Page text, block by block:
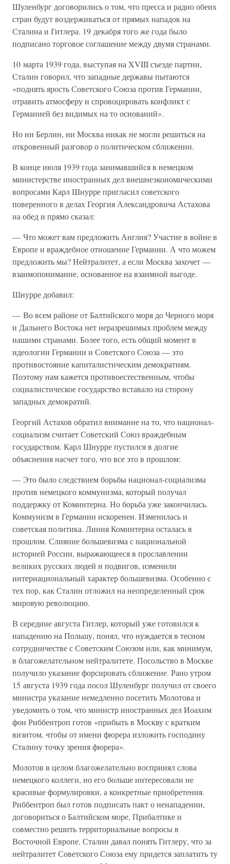
Шуленбург договорились о том, что пресса и радио обеих
стран будут воздерживаться от прямых нападок на
Сталина и Гитлера. 19 декабря того же года было
подписано торговое соглашение между двумя странами.
10 марта 1939 года, выступая на XVIII съезде партии,
Сталин говорил, что западные державы пытаются
«поднять ярость Советского Союза против Германии,
отравить атмосферу и спровоцировать конфликт с
Германией без видимых на то оснований».
Но ни Берлин, ни Москва никак не могли решиться на
откровенный разговор о политическом сближении.
В конце июля 1939 года занимавшийся в немецком
министерстве иностранных дел внешнеэкономическими
вопросами Карл Шнурре пригласил советского
поверенного в делах Георгия Александровича Астахова
на обед и прямо сказал:
— Что может вам предложить Англия? Участие в войне в
Европе и враждебное отношение Германии. А что можем
предложить мы? Нейтралитет, а если Москва захочет —
взаимопонимание, основанное на взаимной выгоде.
Шнурре добавил:
— Во всем районе от Балтийского моря до Черного моря
и Дальнего Востока нет неразрешимых проблем между
нашими странами. Более того, есть общий момент в
идеологии Германии и Советского Союза — это
противостояние капиталистическим демократиям.
Поэтому нам кажется противоестественным, чтобы
социалистическое государство вставало на сторону
западных демократий.
Георгий Астахов обратил внимание на то, что национал-
социализм считает Советский Союз враждебным
государством. Карл Шнурре пустился в долгие
объяснения насчет того, что все это в прошлом:
— Это было следствием борьбы национал-социализма
против немецкого коммунизма, который получал
поддержку от Коминтерна. Но борьба уже закончилась.
Коммунизм в Германии искоренен. Изменилась и
советская политика. Линия Коминтерна осталась в
прошлом. Слияние большевизма с национальной
историей России, выражающееся в прославлении
великих русских людей и подвигов, изменили
интернациональный характер большевизма. Особенно с
тех пор, как Сталин отложил на неопределенный срок
мировую революцию.
В середине августа Гитлер, который уже готовился к
нападению на Польшу, понял, что нуждается в тесном
сотрудничестве с Советским Союзом или, как минимум,
в благожелательном нейтралитете. Посольство в Москве
получило указание форсировать сближение. Рано утром
15 августа 1939 года посол Шуленбург получил от своего
министра указание немедленно посетить Молотова и
уведомить о том, что министр иностранных дел Иоахим
фон Риббентроп готов «прибыть в Москву с кратким
визитом, чтобы от имени фюрера изложить господину
Сталину точку зрения фюрера».
Молотов в целом благожелательно воспринял слова
немецкого коллеги, но его больше интересовали не
красивые формулировки, а конкретные приобретения.
Риббентроп был готов подписать пакт о ненападении,
договориться о Балтийском море, Прибалтике и
совместно решить территориальные вопросы в
Восточной Европе. Сталин давал понять Гитлеру, что за
нейтралитет Советского Союза ему придется заплатить ту